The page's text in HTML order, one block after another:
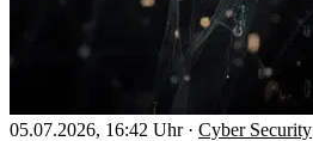
05.07.2026, 16:42 Uhr · Cyber Security